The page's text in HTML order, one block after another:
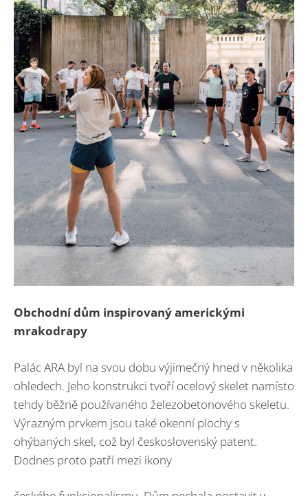
Obchodní dům inspirovaný americkými
mrakodrapy
Palác ARA byl na svou dobu výjimečný hned v několika
ohledech. Jeho konstrukci tvoří ocelový skelet namísto
tehdy běžně používaného železobetonového skeletu.
Výrazným prvkem jsou také okenní plochy s
ohýbaných skel, což byl československý patent.
Dodnes proto patří mezi ikony